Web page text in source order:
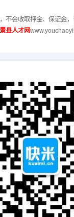
不会收取押金、保证金，
县人才网